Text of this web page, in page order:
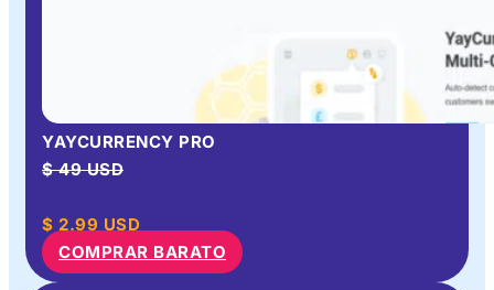
YAYCURRENCY PRO
$ 49 USD
$ 2.99 USD
COMPRAR BARATO